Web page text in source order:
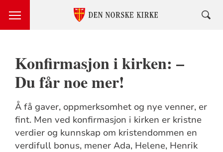
Konfirmasjon i kirken: –
Du får noe mer!
Å få gaver, oppmerksomhet og nye venner, er
fint. Men ved konfirmasjon i kirken er kristne
verdier og kunnskap om kristendommen en
verdifull bonus, mener Ada, Helene, Henrik